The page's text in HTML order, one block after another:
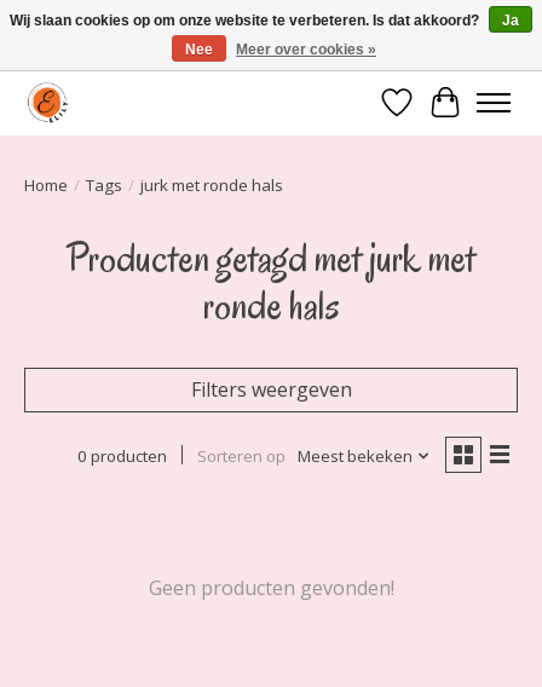
Elily is er om jou te laten stralen! Mode vanaf maat 34 t/m 54
Verlanglijst
Home / Tags / jurk met ronde hals
Producten getagd met jurk met
ronde hals
Filters weergeven
0 producten Sorteren op Meest bekeken
Geen producten gevonden!
Wij slaan cookies op om onze website te verbeteren. Is dat akkoord?
Ja
Nee
Meer over cookies »